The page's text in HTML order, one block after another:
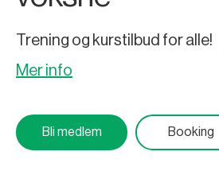
Trening og kurstilbud for alle!
Mer info
Bli medlem Booking